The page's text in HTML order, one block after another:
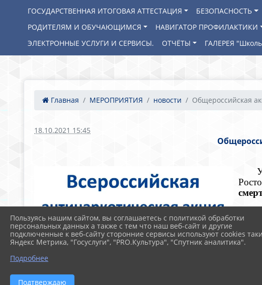
ГОСУДАРСТВЕННАЯ ИТОГОВАЯ АТТЕСТАЦИЯ
БЕЗОПАСНОСТЬ
РОДИТЕЛЯМ И ОБУЧАЮЩИМСЯ
НАВИГАТОР ПРОФИЛАКТИКИ
ЭЛЕКТРОННЫЕ УСЛУГИ И СЕРВИСЫ.
ОТЧЁТЫ ГАЛЕРЕЯ
Главная МЕРОПРИЯТИЯ новости Общероссийская
18.10.2021 15:45
-
-
-
Пользуясь нашим сайтом, вы соглашаетесь с политикой обработки
персональных данных а также с тем что наш веб-сайт и другие
подключенные к веб-сайту сторонние сервисы используют cookies
Яндекс Метрика, "Госуслуги", "PRO.Культура", "Спутник аналитика".
Подробнее
Подтверждаю